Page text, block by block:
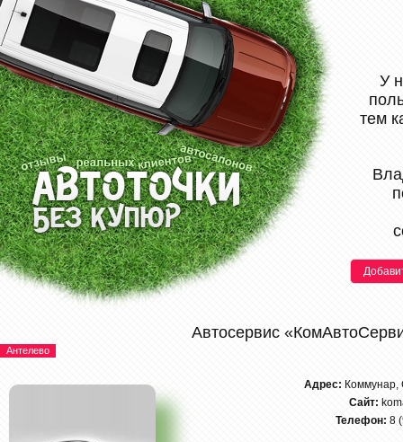
У
тем
Автосервис
Антелево
Адрес: Коммунар,
Сайт:
Телефон: 8